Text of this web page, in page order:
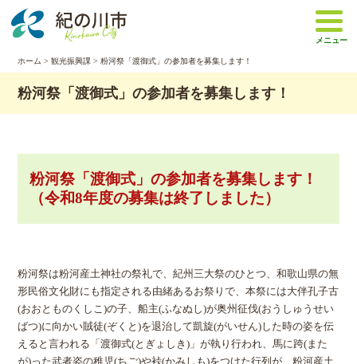
メニュー
ホーム >観光振興課 > 粉河祭「渡御式」の参加者を募集します！
粉河祭「渡御式」の参加者を募集します！
粉河祭「渡御式」の参加者を募集します！
（令和8年度の募集は終了しました）
粉河祭は粉河産土神社の祭礼で、紀州三大祭のひとつ、和歌山県の無
形民俗文化財にも指定される由緒あるお祭りで、本祭には大伴孔子古
(おおとものくしこ)の子、船主(ふなぬし)が奥州征伐(おうしゅうせい
ばつ)に向かい賊徒(ぞくと)を退治して凱旋(がいせん)した時の姿を伝
えると言われる「渡御式(とぎょしき)」が執り行われ、馬に跨(また
が)った武者姿の稚児(ちご)や裃(かみしも)をつけた行列が、粉河産土